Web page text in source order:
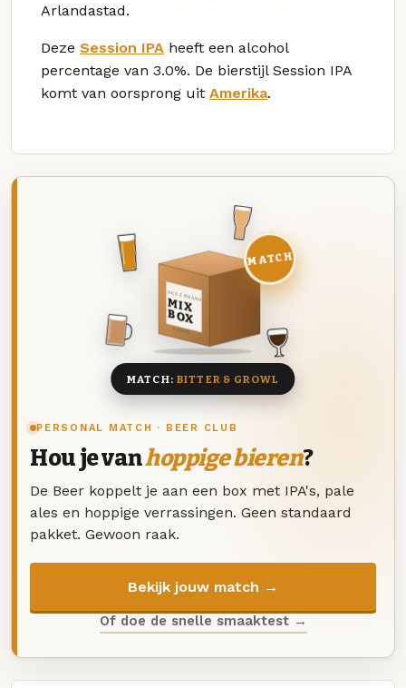
Arlandastad.
Deze Session IPA heeft een alcohol
percentage van 3.0%. De bierstijl Session IPA
komt van oorsprong uit Amerika.
PERSONAL MATCH · BEER CLUB
Hou je vanhoppige bieren?
De Beer koppelt je aan een box met IPA's, pale
ales en hoppige verrassingen. Geen standaard
pakket. Gewoon raak.
Bekijk jouw match →
Of doe de snelle smaaktest →
DEZE MAAND
MIX
BOX
8 BIEREN
MATCH
MATCH: BITTER & GROWL